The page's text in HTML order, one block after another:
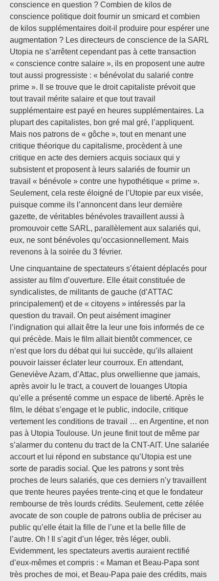
conscience en question ? Combien de kilos de
conscience politique doit fournir un smicard et combien
de kilos supplémentaires doit-il produire pour espérer une
augmentation ? Les directeurs de conscience de la SARL
Utopia ne s’arrêtent cependant pas à cette transaction
« conscience contre salaire », ils en proposent une autre
tout aussi progressiste : « bénévolat du salarié contre
prime ». Il se trouve que le droit capitaliste prévoit que
tout travail mérite salaire et que tout travail
supplémentaire est payé en heures supplémentaires. La
plupart des capitalistes, bon gré mal gré, l’appliquent.
Mais nos patrons de « gôche », tout en menant une
critique théorique du capitalisme, procèdent à une
critique en acte des derniers acquis sociaux qui y
subsistent et proposent à leurs salariés de fournir un
travail « bénévole » contre une hypothétique « prime ».
Seulement, cela reste éloigné de l’Utopie par eux visée,
puisque comme ils l’annoncent dans leur dernière
gazette, de véritables bénévoles travaillent aussi à
promouvoir cette SARL, parallèlement aux salariés qui,
eux, ne sont bénévoles qu’occasionnellement. Mais
revenons à la soirée du 3 février.
Une cinquantaine de spectateurs s’étaient déplacés pour
assister au film d’ouverture. Elle était constituée de
syndicalistes, de militants de gauche (d’ATTAC
principalement) et de « citoyens » intéressés par la
question du travail. On peut aisément imaginer
l’indignation qui allait être la leur une fois informés de ce
qui précède. Mais le film allait bientôt commencer, ce
n’est que lors du débat qui lui succède, qu’ils allaient
pouvoir laisser éclater leur courroux. En attendant,
Geneviève Azam, d’Attac, plus orwellienne que jamais,
après avoir lu le tract, a couvert de louanges Utopia
qu’elle a présenté comme un espace de liberté. Après le
film, le débat s’engage et le public, indocile, critique
vertement les conditions de travail … en Argentine, et non
pas à Utopia Toulouse. Un jeune finit tout de même par
s’alarmer du contenu du tract de la CNT-AIT. Une salariée
accourt et lui répond en substance qu’Utopia est une
sorte de paradis social. Que les patrons y sont très
proches de leurs salariés, que ces derniers n’y travaillent
que trente heures payées trente-cinq et que le fondateur
rembourse de très lourds crédits. Seulement, cette zélée
avocate de son couple de patrons oublia de préciser au
public qu’elle était la fille de l’une et la belle fille de
l’autre. Oh ! Il s’agit d’un léger, très léger, oubli.
Evidemment, les spectateurs avertis auraient rectifié
d’eux-mêmes et compris : « Maman et Beau-Papa sont
très proches de moi, et Beau-Papa paie des crédits, mais